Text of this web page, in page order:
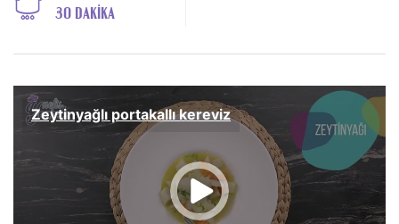
30 DAKIKA